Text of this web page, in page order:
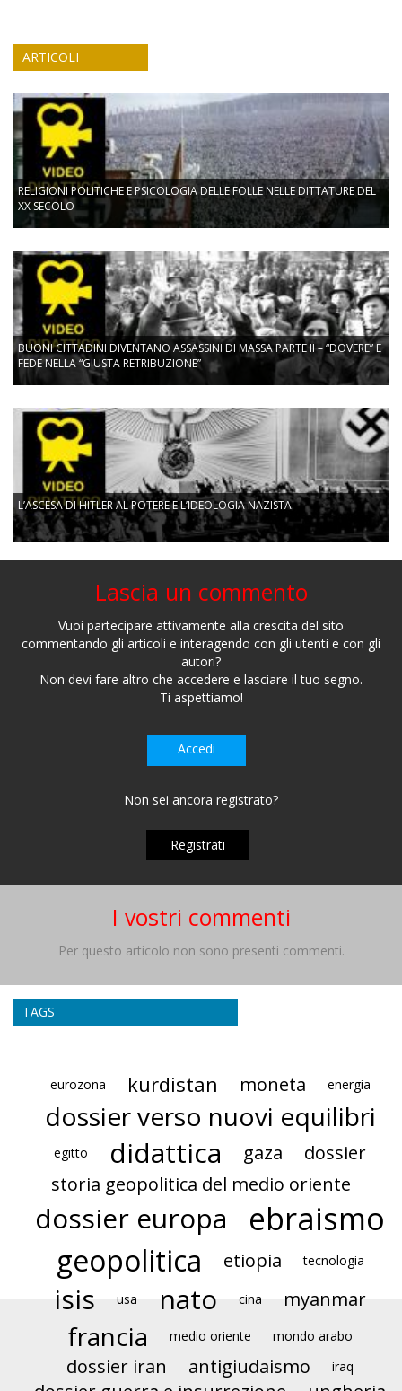
ARTICOLI
RELIGIONI POLITICHE E PSICOLOGIA DELLE FOLLE NELLE DITTATURE DEL
XX SECOLO
BUONI CITTADINI DIVENTANO ASSASSINI DI MASSA PARTE II – “DOVERE” E
FEDE NELLA “GIUSTA RETRIBUZIONE”
L’ASCESA DI HITLER AL POTERE E L’IDEOLOGIA NAZISTA
Lascia un commento
Vuoi partecipare attivamente alla crescita del sito
commentando gli articoli e interagendo con gli utenti e con gli
autori?
Non devi fare altro che accedere e lasciare il tuo segno.
Ti aspettiamo!
Accedi
Non sei ancora registrato?
Registrati
I vostri commenti
Per questo articolo non sono presenti commenti.
TAGS
eurozona kurdistan moneta energia
dossier verso nuovi equilibri
egitto didattica gaza
dossier
storia geopolitica del medio oriente
dossier europa ebraismo
geopolitica etiopia tecnologia
isis usa nato cina myanmar
francia medio oriente mondo arabo
dossier iran antigiudaismo iraq